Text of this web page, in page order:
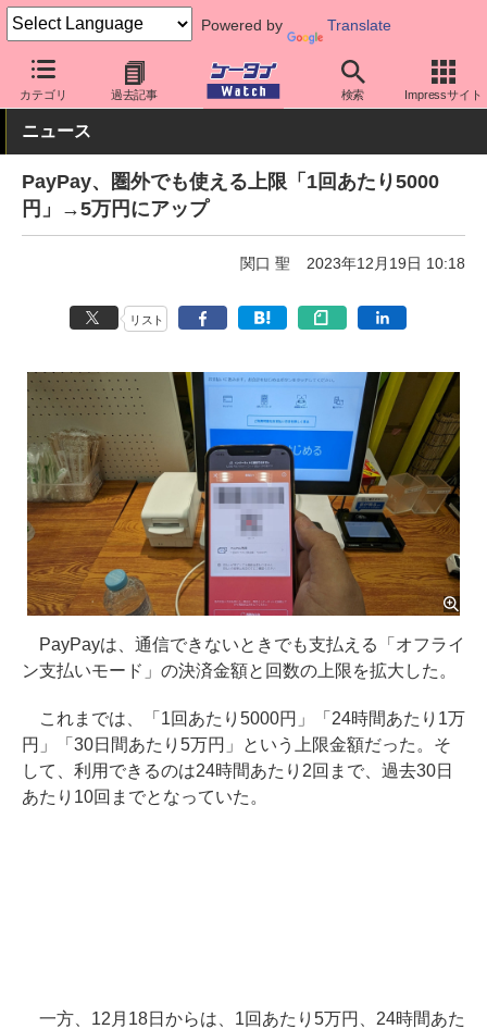
Powered by Translate
カテゴリ 過去記事 検索 Impressサイト
ケータイ Watch アプリ・サービス 決済/金融
ニュース
PayPay、圏外でも使える上限「1回あたり5000
円」→5万円にアップ
関口 聖 2023年12月19日 10:18
リスト
PayPayは、通信できないときでも支払える「オフライ
ン支払いモード」の決済金額と回数の上限を拡大した。
これまでは、「1回あたり5000円」「24時間あたり1万
円」「30日間あたり5万円」という上限金額だった。そ
して、利用できるのは24時間あたり2回まで、過去30日
あたり10回までとなっていた。
一方、12月18日からは、1回あたり5万円、24時間あた